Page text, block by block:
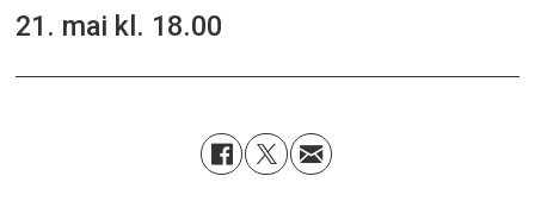
21. mai kl. 18.00